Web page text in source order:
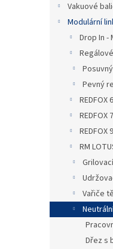
Vakuové
Modulární
Drop In -
Pevný
REDFOX
REDFOX
REDFOX
RM
Vařiče
Dřez s